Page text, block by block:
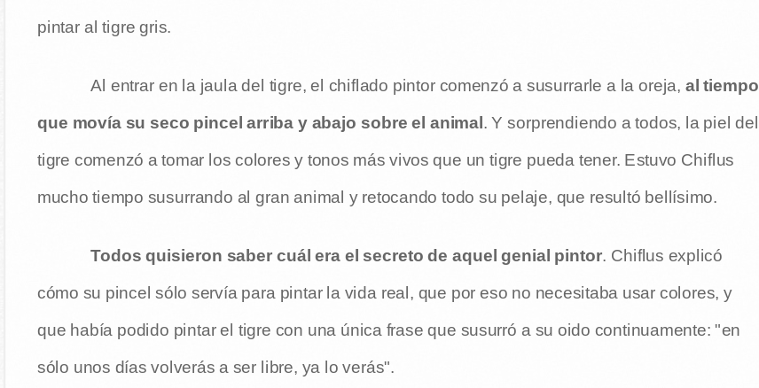
pintar al tigre gris.
Al entrar en la jaula del tigre, el chiflado pintor comenzó a susurrarle a la oreja, al tiempo
que movía su seco pincel arriba y abajo sobre el animal . Y sorprendiendo a todos, la piel del
tigre comenzó a tomar los colores y tonos más vivos que un tigre pueda tener. Estuvo Chiflus
mucho tiempo susurrando al gran animal y retocando todo su pelaje, que resultó bellísimo.
Todos quisieron saber cuál era el secreto de aquel genial pintor. Chiflus explicó
cómo su pincel sólo servía para pintar la vida real, que por eso no necesitaba usar colores, y
que había podido pintar el tigre con una única frase que susurró a su oido continuamente: "en
sólo unos días volverás a ser libre, ya lo verás".